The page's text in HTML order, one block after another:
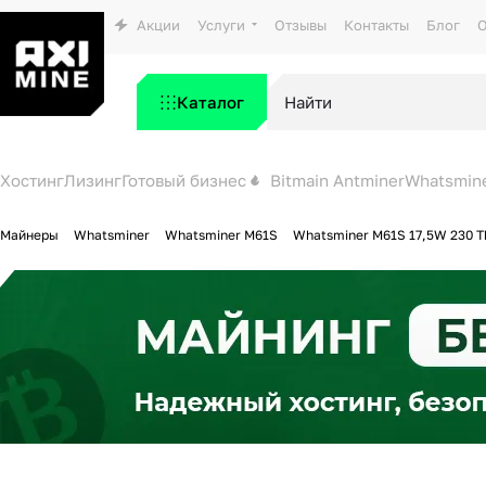
Акции Услуги Отзывы Контакты Блог
Каталог
ХостингЛизингГотовый бизнес Bitmain Antminer
Майнеры Whatsminer Whatsminer M61S Whatsminer M61S 17,5W 230